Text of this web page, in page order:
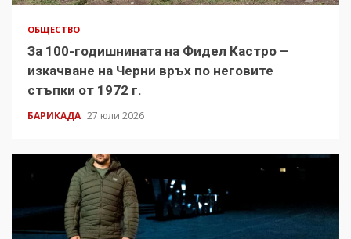
ОБЩЕСТВО
За 100-годишнината на Фидел Кастро –
изкачване на Черни връх по неговите
стъпки от 1972 г.
БАРИКАДА 27 юли 2026